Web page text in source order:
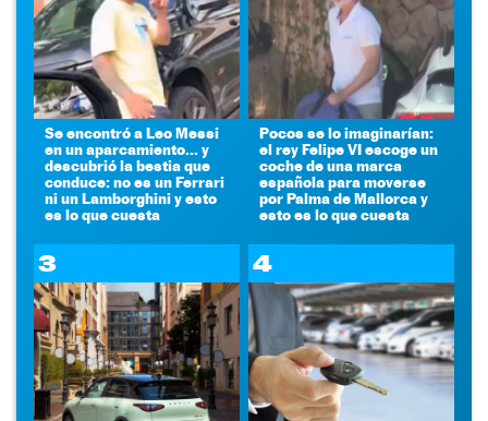
Se encontró a Leo Messi
en un aparcamiento... y
descubrió la bestia que
conduce: no es un Ferrari
ni un Lamborghini y esto
es lo que cuesta
Pocos se lo imaginarían:
el rey Felipe VI escoge un
coche de una marca
española para moverse
por Palma de Mallorca y
esto es lo que cuesta
3 4